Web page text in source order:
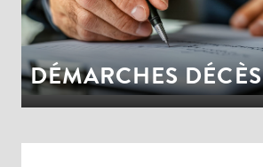
DÉMARCHES DÉCÈS